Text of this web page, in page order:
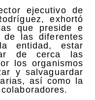
ejecutivo de
exhortó
que preside e
de las diferentes
entidad, estar
de cerca las
los organismos
y salvaguardar
así como la